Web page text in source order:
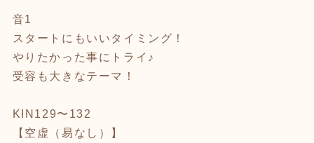
音1
スタートにもいいタイミング！
やりたかった事にトライ♪
受容も大きなテーマ！
KIN129〜132
【空虚（易なし）】